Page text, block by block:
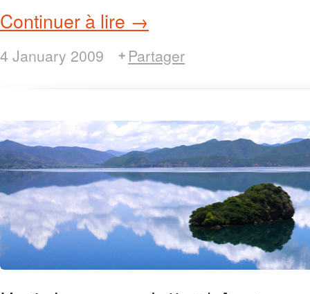
Continuer à lire →
4 January 2009 Partager